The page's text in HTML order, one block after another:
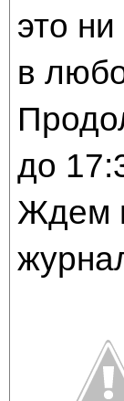
это
в
до
Ждем